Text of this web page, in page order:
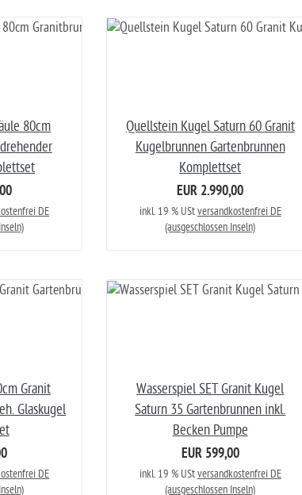
80cm
DE
Quellstein Kugel Saturn 60 Granit
Kugelbrunnen Gartenbrunnen
Komplettset
EUR 2.990,00
inkl. 19 % UStversandkostenfrei DE
(ausgeschlossen Inseln)
Granit
Glaskugel
DE
Wasserspiel SET Granit Kugel
Saturn 35 Gartenbrunnen inkl.
Becken Pumpe
EUR 599,00
inkl. 19 % UStversandkostenfrei DE
(ausgeschlossen Inseln)